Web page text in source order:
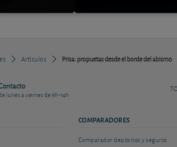
Artículos Prisa: propuetas desde el borde del abismo
lunes a viernes de 9h-14h
COMPARADORES
Comparador depósitos y seguros